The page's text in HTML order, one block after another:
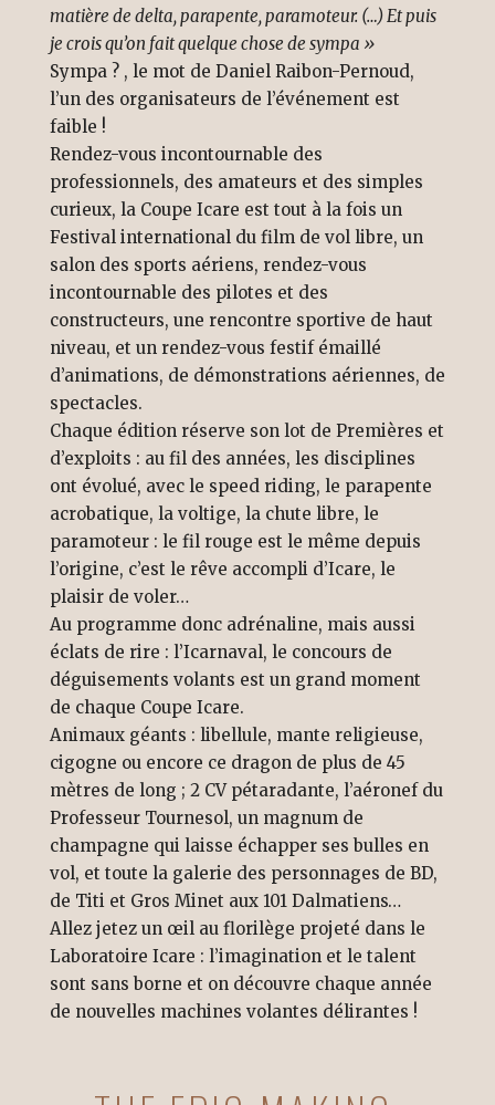
matière de delta, parapente, paramoteur. (…) Et puis
je crois qu’on fait quelque chose de sympa »
Sympa ? , le mot de Daniel Raibon-Pernoud,
l’un des organisateurs de l’événement est
faible !
Rendez-vous incontournable des
professionnels, des amateurs et des simples
curieux, la Coupe Icare est tout à la fois un
Festival international du film de vol libre, un
salon des sports aériens, rendez-vous
incontournable des pilotes et des
constructeurs, une rencontre sportive de haut
niveau, et un rendez-vous festif émaillé
d’animations, de démonstrations aériennes, de
spectacles.
Chaque édition réserve son lot de Premières et
d’exploits : au fil des années, les disciplines
ont évolué, avec le speed riding, le parapente
acrobatique, la voltige, la chute libre, le
paramoteur : le fil rouge est le même depuis
l’origine, c’est le rêve accompli d’Icare, le
plaisir de voler…
Au programme donc adrénaline, mais aussi
éclats de rire : l’Icarnaval, le concours de
déguisements volants est un grand moment
de chaque Coupe Icare.
Animaux géants : libellule, mante religieuse,
cigogne ou encore ce dragon de plus de 45
mètres de long ; 2 CV pétaradante, l’aéronef du
Professeur Tournesol, un magnum de
champagne qui laisse échapper ses bulles en
vol, et toute la galerie des personnages de BD,
de Titi et Gros Minet aux 101 Dalmatiens…
Allez jetez un œil au florilège projeté dans le
Laboratoire Icare : l’imagination et le talent
sont sans borne et on découvre chaque année
de nouvelles machines volantes délirantes !